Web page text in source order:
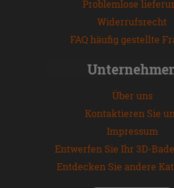
Problemlose
Widerrufsrecht
FAQ häufig gestellte
Über uns
Kontaktieren Sie
Impressum
Entwerfen Sie Ihr 3D-
Entdecken Sie andere